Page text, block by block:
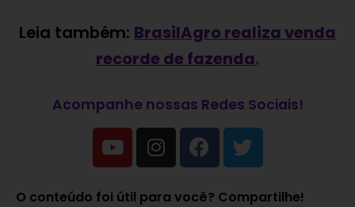
Leia também: BrasilAgro realiza venda
recorde de fazenda.
Acompanhe nossas Redes Sociais!
O conteúdo foi útil para você? Compartilhe!